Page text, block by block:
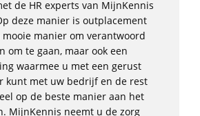
de HR experts van MijnKennis
deze manier is outplacement
manier om verantwoord
om te gaan, maar ook een
waarmee u met een gerust
kunt met uw bedrijf en de rest
op de beste manier aan het
MijnKennis neemt u de zorg